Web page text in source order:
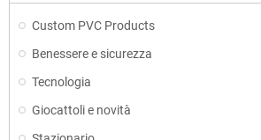
Custom PVC Products
Benessere e sicurezza
Tecnologia
Giocattoli e novità